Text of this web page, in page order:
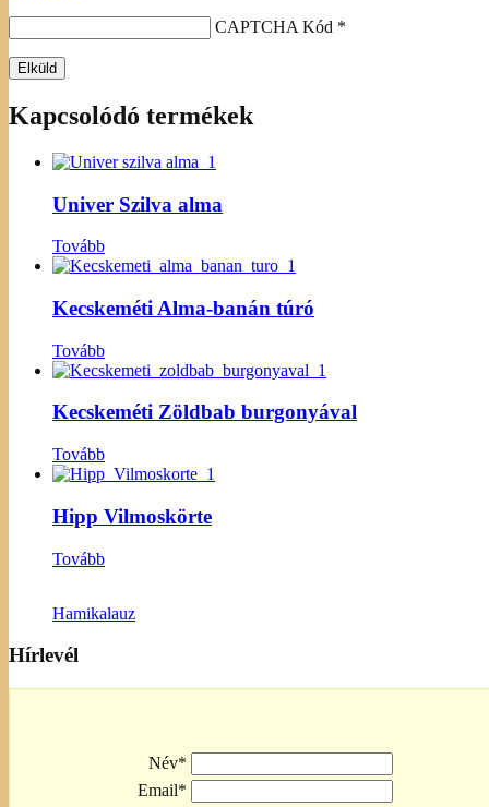
CAPTCHA Kód *
Kapcsolódó termékek
Univer Szilva alma
Tovább
Kecskeméti Alma-banán túró
Tovább
Kecskeméti Zöldbab burgonyával
Tovább
Hipp Vilmoskörte
Tovább
Hamikalauz
Hírlevél
Név*
Email*